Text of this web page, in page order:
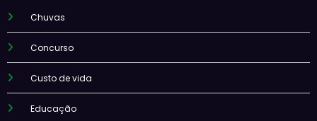
Chuvas
Concurso
Custo de vida
Educação